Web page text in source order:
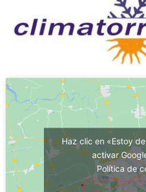
Haz clic en «Estoy
activar
Política de